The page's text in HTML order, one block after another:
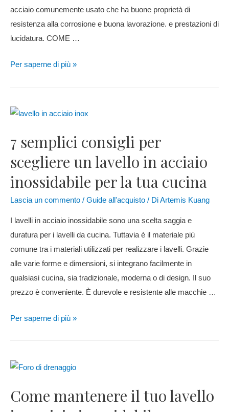
acciaio comunemente usato che ha buone proprietà di
resistenza alla corrosione e buona lavorazione. e prestazioni di
lucidatura. COME …
Per saperne di più »
7 semplici consigli per
scegliere un lavello in acciaio
inossidabile per la tua cucina
Lascia un commento / Guide all'acquisto / DiArtemis Kuang
I lavelli in acciaio inossidabile sono una scelta saggia e
duratura per i lavelli da cucina. Tuttavia è il materiale più
comune tra i materiali utilizzati per realizzare i lavelli. Grazie
alle varie forme e dimensioni, si integrano facilmente in
qualsiasi cucina, sia tradizionale, moderna o di design. Il suo
prezzo è conveniente. È durevole e resistente alle macchie …
Per saperne di più »
Come mantenere il tuo lavello